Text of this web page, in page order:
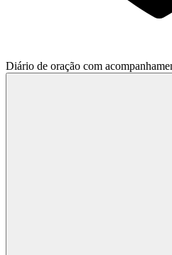
Diário de oração com